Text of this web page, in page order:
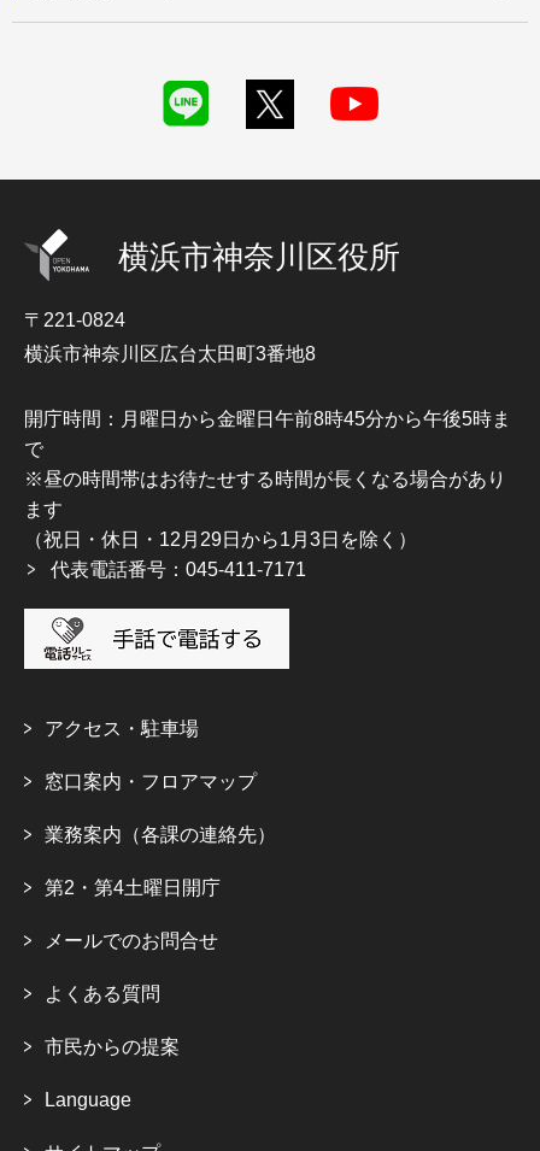
横浜市神奈川区役所
〒221-0824
横浜市神奈川区広台太田町3番地8
開庁時間：月曜日から金曜日午前8時45分から午後5時ま
で
※昼の時間帯はお待たせする時間が長くなる場合があり
ます
（祝日・休日・12月29日から1月3日を除く）
代表電話番号：045-411-7171
アクセス・駐車場
窓口案内・フロアマップ
業務案内（各課の連絡先）
第2・第4土曜日開庁
メールでのお問合せ
よくある質問
市民からの提案
Language